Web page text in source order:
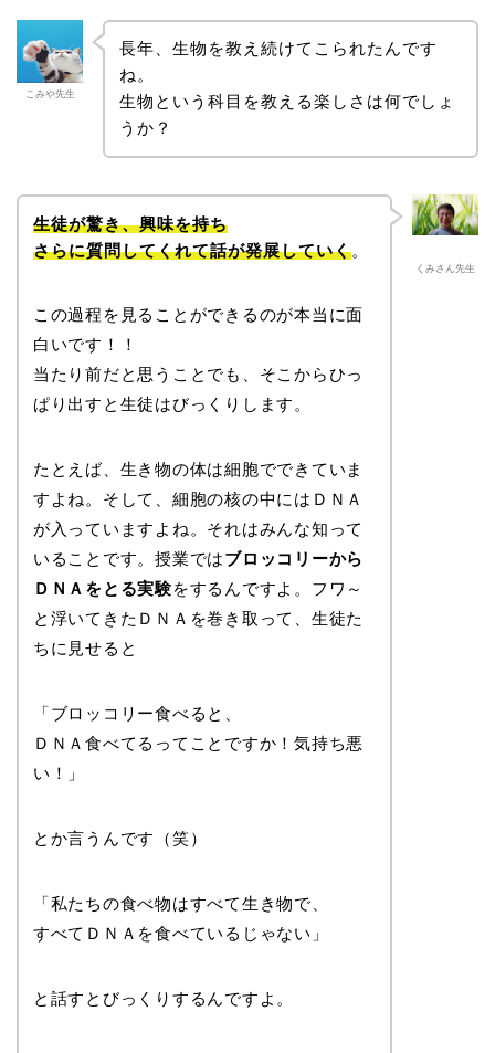
こみや先生
長年、生物を教え続けてこられたんです
ね。
生物という科目を教える楽しさは何でしょ
うか？
くみさん先生
生徒が驚き、興味を持ち
さらに質問してくれて話が発展していく。
この過程を見ることができるのが本当に面
白いです！！
当たり前だと思うことでも、そこからひっ
ぱり出すと生徒はびっくりします。
たとえば、生き物の体は細胞でできていま
すよね。そして、細胞の核の中にはＤＮＡ
が入っていますよね。それはみんな知って
いることです。授業ではブロッコリーから
ＤＮＡをとる実験をするんですよ。フワ～
と浮いてきたＤＮＡを巻き取って、生徒た
ちに見せると
「ブロッコリー食べると、
ＤＮＡ食べてるってことですか！気持ち悪
い！」
とか言うんです（笑）
「私たちの食べ物はすべて生き物で、
すべてＤＮＡを食べているじゃない」
と話すとびっくりするんですよ。